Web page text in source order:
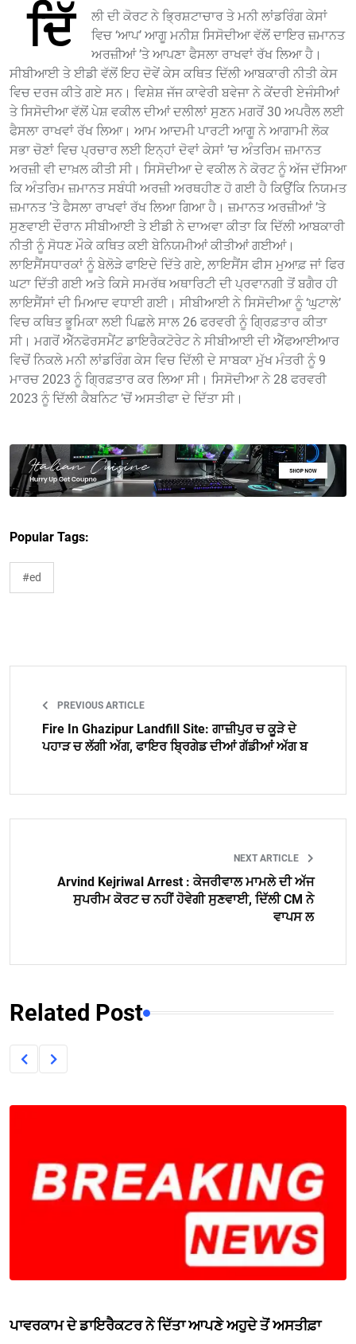
ਦਿੱ
ਲੀ ਦੀ ਕੋਰਟ ਨੇ ਭ੍ਰਿਸ਼ਟਾਚਾਰ ਤੇ ਮਨੀ ਲਾਂਡਰਿੰਗ ਕੇਸਾਂ
ਵਿਚ ‘ਆਪ’ ਆਗੂ ਮਨੀਸ਼ ਸਿਸੋਦੀਆ ਵੱਲੋਂ ਦਾਇਰ ਜ਼ਮਾਨਤ
ਅਰਜ਼ੀਆਂ ’ਤੇ ਆਪਣਾ ਫੈਸਲਾ ਰਾਖਵਾਂ ਰੱਖ ਲਿਆ ਹੈ।
ਸੀਬੀਆਈ ਤੇ ਈਡੀ ਵੱਲੋਂ ਇਹ ਦੋਵੇਂ ਕੇਸ ਕਥਿਤ ਦਿੱਲੀ ਆਬਕਾਰੀ ਨੀਤੀ ਕੇਸ
ਵਿਚ ਦਰਜ ਕੀਤੇ ਗਏ ਸਨ। ਵਿਸ਼ੇਸ਼ ਜੱਜ ਕਾਵੇਰੀ ਬਵੇਜਾ ਨੇ ਕੇਂਦਰੀ ਏਜੰਸੀਆਂ
ਤੇ ਸਿਸੋਦੀਆ ਵੱਲੋਂ ਪੇਸ਼ ਵਕੀਲ ਦੀਆਂ ਦਲੀਲਾਂ ਸੁਣਨ ਮਗਰੋਂ 30 ਅਪਰੈਲ ਲਈ
ਫੈਸਲਾ ਰਾਖਵਾਂ ਰੱਖ ਲਿਆ। ਆਮ ਆਦਮੀ ਪਾਰਟੀ ਆਗੂ ਨੇ ਆਗਾਮੀ ਲੋਕ
ਸਭਾ ਚੋਣਾਂ ਵਿਚ ਪ੍ਰਚਾਰ ਲਈ ਇਨ੍ਹਾਂ ਦੋਵਾਂ ਕੇਸਾਂ ’ਚ ਅੰਤਰਿਮ ਜ਼ਮਾਨਤ
ਅਰਜ਼ੀ ਵੀ ਦਾਖ਼ਲ ਕੀਤੀ ਸੀ। ਸਿਸੋਦੀਆ ਦੇ ਵਕੀਲ ਨੇ ਕੋਰਟ ਨੂੰ ਅੱਜ ਦੱਸਿਆ
ਕਿ ਅੰਤਰਿਮ ਜ਼ਮਾਨਤ ਸਬੰਧੀ ਅਰਜ਼ੀ ਅਰਥਹੀਣ ਹੋ ਗਈ ਹੈ ਕਿਉਂਕਿ ਨਿਯਮਤ
ਜ਼ਮਾਨਤ ’ਤੇ ਫੈਸਲਾ ਰਾਖਵਾਂ ਰੱਖ ਲਿਆ ਗਿਆ ਹੈ। ਜ਼ਮਾਨਤ ਅਰਜ਼ੀਆਂ ’ਤੇ
ਸੁਣਵਾਈ ਦੌਰਾਨ ਸੀਬੀਆਈ ਤੇ ਈਡੀ ਨੇ ਦਾਅਵਾ ਕੀਤਾ ਕਿ ਦਿੱਲੀ ਆਬਕਾਰੀ
ਨੀਤੀ ਨੂੰ ਸੋਧਣ ਮੌਕੇ ਕਥਿਤ ਕਈ ਬੇਨਿਯਮੀਆਂ ਕੀਤੀਆਂ ਗਈਆਂ।
ਲਾਇਸੈਂਸਧਾਰਕਾਂ ਨੂੰ ਬੇਲੋੜੇ ਫਾਇਦੇ ਦਿੱਤੇ ਗਏ, ਲਾਇਸੈਂਸ ਫੀਸ ਮੁਆਫ਼ ਜਾਂ ਫਿਰ
ਘਟਾ ਦਿੱਤੀ ਗਈ ਅਤੇ ਕਿਸੇ ਸਮਰੱਥ ਅਥਾਰਿਟੀ ਦੀ ਪ੍ਰਵਾਨਗੀ ਤੋਂ ਬਗੈਰ ਹੀ
ਲਾਇਸੈਂਸਾਂ ਦੀ ਮਿਆਦ ਵਧਾਈ ਗਈ। ਸੀਬੀਆਈ ਨੇ ਸਿਸੋਦੀਆ ਨੂੰ ‘ਘੁਟਾਲੇ’
ਵਿਚ ਕਥਿਤ ਭੂਮਿਕਾ ਲਈ ਪਿਛਲੇ ਸਾਲ 26 ਫਰਵਰੀ ਨੂੰ ਗ੍ਰਿਫ਼ਤਾਰ ਕੀਤਾ
ਸੀ। ਮਗਰੋਂ ਐੱਨਫੋਰਸਮੈਂਟ ਡਾਇਰੈਕਟੋਰੇਟ ਨੇ ਸੀਬੀਆਈ ਦੀ ਐੱਫਆਈਆਰ
ਵਿਚੋਂ ਨਿਕਲੇ ਮਨੀ ਲਾਂਡਰਿੰਗ ਕੇਸ ਵਿਚ ਦਿੱਲੀ ਦੇ ਸਾਬਕਾ ਮੁੱਖ ਮੰਤਰੀ ਨੂੰ 9
ਮਾਰਚ 2023 ਨੂੰ ਗ੍ਰਿਫ਼ਤਾਰ ਕਰ ਲਿਆ ਸੀ। ਸਿਸੋਦੀਆ ਨੇ 28 ਫਰਵਰੀ
2023 ਨੂੰ ਦਿੱਲੀ ਕੈਬਨਿਟ ’ਚੋਂ ਅਸਤੀਫਾ ਦੇ ਦਿੱਤਾ ਸੀ।
Popular Tags:
#ed
PREVIOUS ARTICLE
Fire In Ghazipur Landfill Site: ਗਾਜ਼ੀਪੁਰ ਚ ਕੂੜੇ ਦੇ
ਪਹਾੜ ਚ ਲੱਗੀ ਅੱਗ, ਫਾਇਰ ਬ੍ਰਿਗੇਡ ਦੀਆਂ ਗੱਡੀਆਂ ਅੱਗ ਬ
NEXT ARTICLE
Arvind Kejriwal Arrest : ਕੇਜਰੀਵਾਲ ਮਾਮਲੇ ਦੀ ਅੱਜ
ਸੁਪਰੀਮ ਕੋਰਟ ਚ ਨਹੀਂ ਹੋਵੇਗੀ ਸੁਣਵਾਈ, ਦਿੱਲੀ CM ਨੇ
ਵਾਪਸ ਲ
Related Post
ਪਾਵਰਕਾਮ ਦੇ ਡਾਇਰੈਕਟਰ ਨੇ ਦਿੱਤਾ ਆਪਣੇ ਅਹੁਦੇ ਤੋਂ ਅਸਤੀਫ਼ਾ